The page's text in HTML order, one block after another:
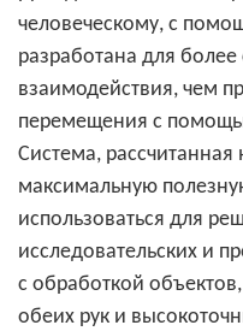
человеческому, с
разработана для
взаимодействия, чем
перемещения с
Система, рассчитанная
максимальную
использоваться для
исследовательских и
с обработкой
обеих рук и